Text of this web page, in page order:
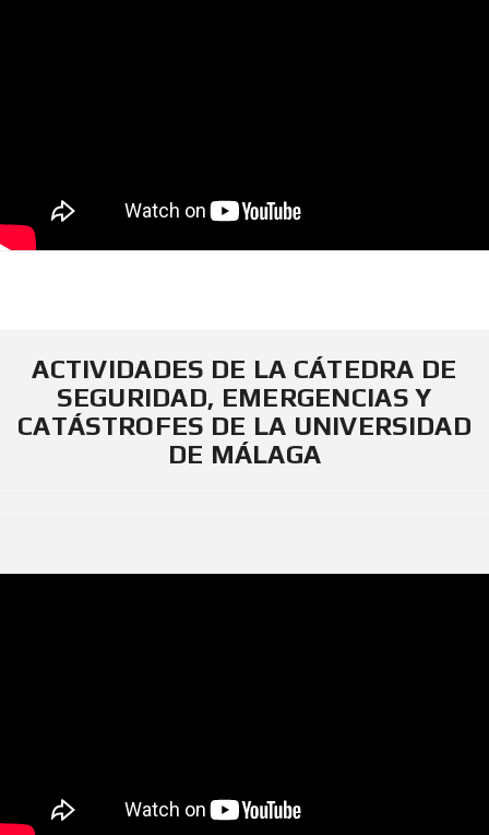
ACTIVIDADES DE LA CÁTEDRA DE
SEGURIDAD, EMERGENCIAS Y
CATÁSTROFES DE LA UNIVERSIDAD
DE MÁLAGA